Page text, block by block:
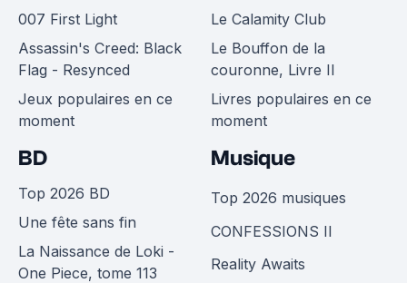
007 First Light
Assassin's Creed: Black
Flag - Resynced
Jeux populaires en ce
moment
Le Calamity Club
Le Bouffon de la
couronne, Livre II
Livres populaires en ce
moment
BD
Top 2026 BD
Une fête sans fin
La Naissance de Loki -
One Piece, tome 113
Musique
Top 2026 musiques
CONFESSIONS II
Reality Awaits